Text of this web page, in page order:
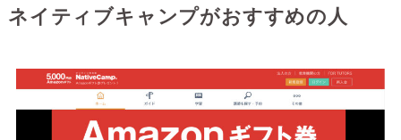
ネイティブキャンプがおすすめの人